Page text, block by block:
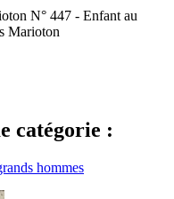
N° 447 - Enfant au
Marioton
catégorie :
hommes